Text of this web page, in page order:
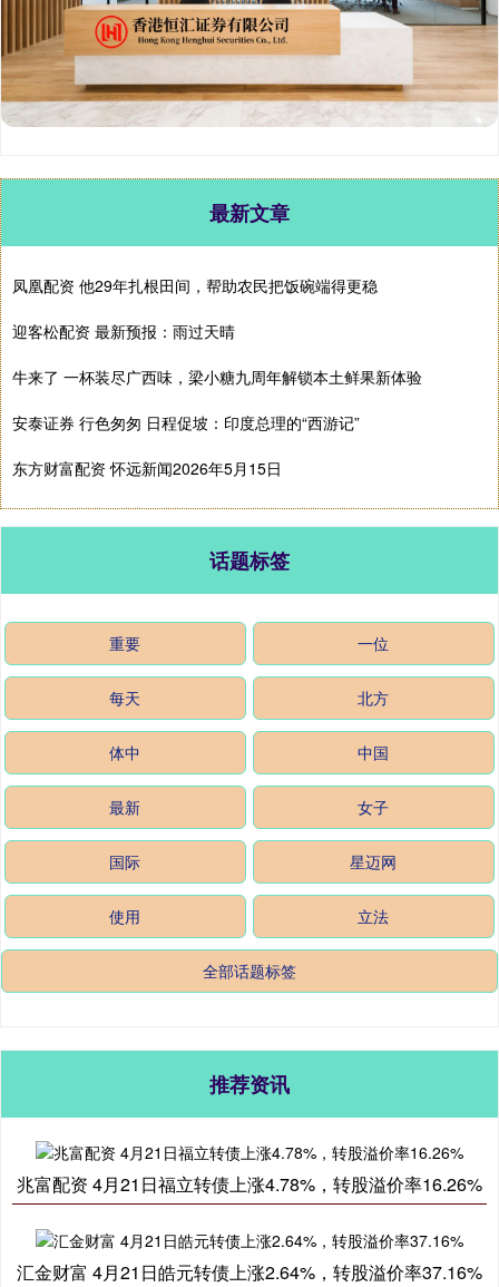
最新文章
凤凰配资 他29年扎根田间，帮助农民把饭碗端得更稳
迎客松配资 最新预报：雨过天晴
牛来了 一杯装尽广西味，梁小糖九周年解锁本土鲜果新体验
安泰证券 行色匆匆 日程促坡：印度总理的“西游记”
东方财富配资 怀远新闻2026年5月15日
话题标签
重要 一位
每天 北方
体中 中国
最新 女子
国际 星迈网
使用 立法
全部话题标签
推荐资讯
兆富配资 4月21日福立转债上涨4.78%，转股溢价率16.26%
汇金财富 4月21日皓元转债上涨2.64%，转股溢价率37.16%